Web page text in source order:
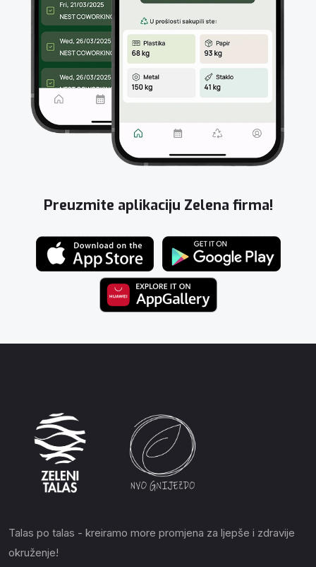
Preuzmite aplikaciju Zelena firma!
Talas po talas - kreiramo more promjena za ljepše i zdravije
okruženje!